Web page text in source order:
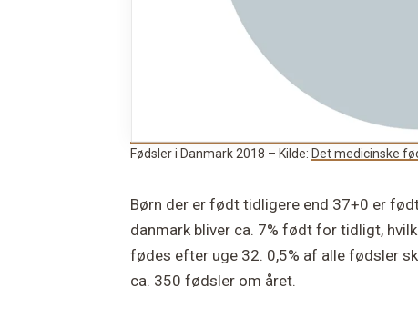
Fødsler i Danmark 2018 – Kilde: Det medicinske
Børn der er født tidligere end 37+0 er
danmark bliver ca. 7% født for tidligt,
fødes efter uge 32. 0,5% af alle fødsler
ca. 350 fødsler om året.